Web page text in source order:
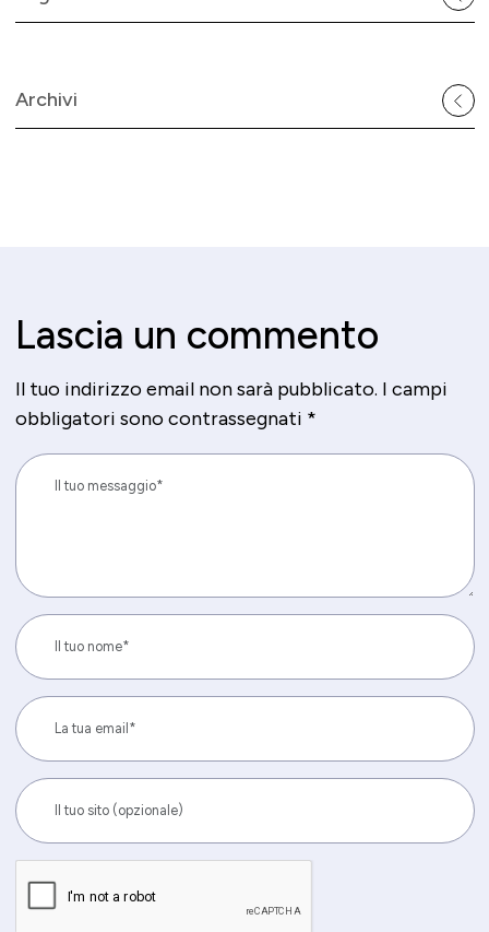
Archivi
Lascia un commento
Il tuo indirizzo email non sarà pubblicato. I campi
obbligatori sono contrassegnati *